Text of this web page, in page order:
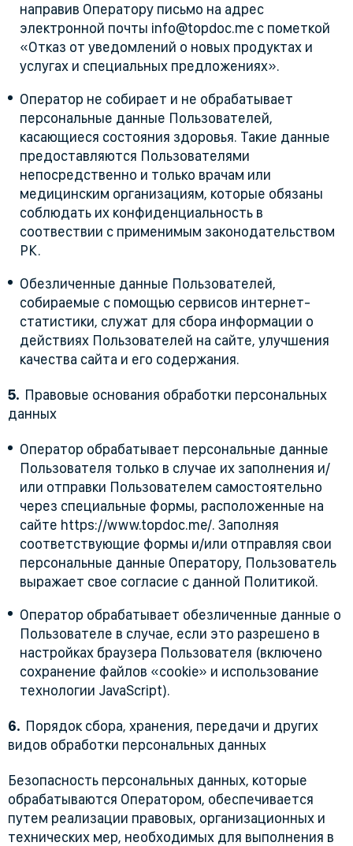
направив Оператору письмо на адрес
электронной почты info@topdoc.me с пометкой
«Отказ от уведомлений о новых продуктах и
услугах и специальных предложениях».
Оператор не собирает и не обрабатывает
персональные данные Пользователей,
касающиеся состояния здоровья. Такие данные
предоставляются Пользователями
непосредственно и только врачам или
медицинским организациям, которые обязаны
соблюдать их конфиденциальность в
соотвествии с применимым законодательством
РК.
Обезличенные данные Пользователей,
собираемые с помощью сервисов интернет-
статистики, служат для сбора информации о
действиях Пользователей на сайте, улучшения
качества сайта и его содержания.
Правовые основания обработки персональных
данных
Оператор обрабатывает персональные данные
Пользователя только в случае их заполнения и/
или отправки Пользователем самостоятельно
через специальные формы, расположенные на
сайте https://www.topdoc.me/. Заполняя
соответствующие формы и/или отправляя свои
персональные данные Оператору, Пользователь
выражает свое согласие с данной Политикой.
Оператор обрабатывает обезличенные данные о
Пользователе в случае, если это разрешено в
настройках браузера Пользователя (включено
сохранение файлов «cookie» и использование
технологии JavaScript).
Порядок сбора, хранения, передачи и других
видов обработки персональных данных
Безопасность персональных данных, которые
обрабатываются Оператором, обеспечивается
путем реализации правовых, организационных и
технических мер, необходимых для выполнения в